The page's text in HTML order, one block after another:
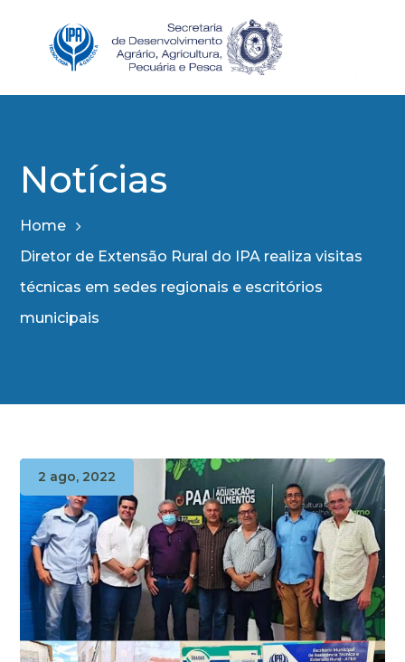
Notícias
Home
Diretor de Extensão Rural do IPA realiza visitas
técnicas em sedes regionais e escritórios
municipais
2 ago, 2022